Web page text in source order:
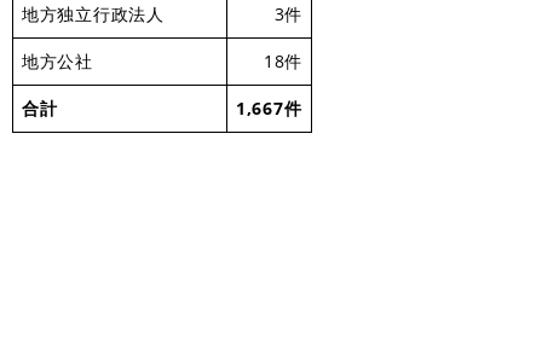
地方独立行政法人 3件
地方公社 18件
合計 1,667件